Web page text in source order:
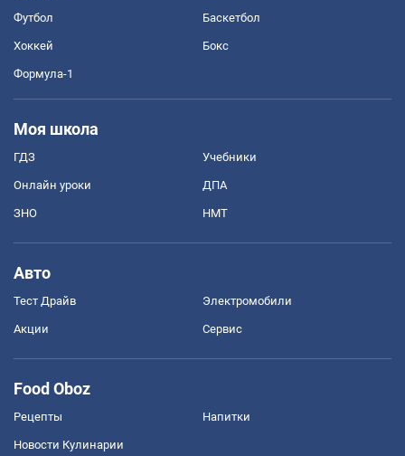
Футбол Баскетбол
Хоккей Бокс
Формула-1
Моя школа
ГДЗ Учебники
Онлайн уроки ДПА
ЗНО НМТ
Авто
Тест Драйв Электромобили
Акции Сервис
Food Oboz
Рецепты Напитки
Новости Кулинарии